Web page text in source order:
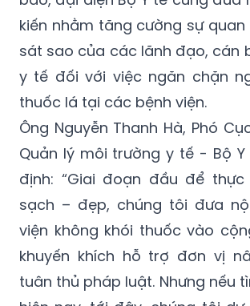
sát sao của các lãnh đạo, cán
y tế đối với việc ngăn chặn
thuốc lá tại các bệnh viện.
Ông Nguyễn Thanh Hà, Phó
Quản lý môi trường y tế - Bộ Y
định: “Giai đoạn đầu để thực
sạch – đẹp, chúng tôi đưa
viện không khói thuốc vào
khuyến khích hỗ trợ đơn vị
tuân thủ pháp luật. Nhưng nếu
hiện nay, tới đây, chúng tôi dự
dung này ra khỏi tiêu chí cộng